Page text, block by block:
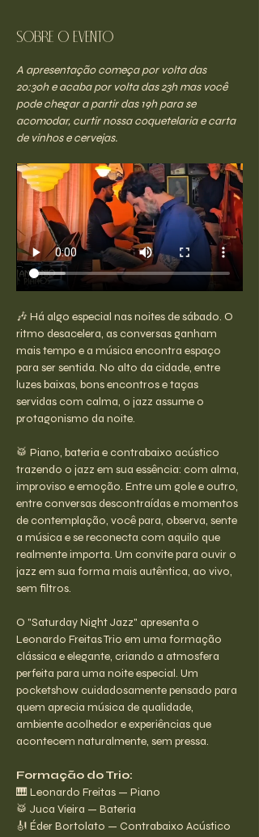
Sobre o evento
A apresentação começa por volta das
20:30h e acaba por volta das 23h mas você
pode chegar a partir das 19h para se
acomodar, curtir nossa coquetelaria e carta
de vinhos e cervejas.
🎶 Há algo especial nas noites de sábado. O
ritmo desacelera, as conversas ganham
mais tempo e a música encontra espaço
para ser sentida. No alto da cidade, entre
luzes baixas, bons encontros e taças
servidas com calma, o jazz assume o
protagonismo da noite.
🥁 Piano, bateria e contrabaixo acústico
trazendo o jazz em sua essência: com alma,
improviso e emoção. Entre um gole e outro,
entre conversas descontraídas e momentos
de contemplação, você para, observa, sente
a música e se reconecta com aquilo que
realmente importa. Um convite para ouvir o
jazz em sua forma mais autêntica, ao vivo,
sem filtros.
O "Saturday Night Jazz" apresenta o
Leonardo Freitas Trio em uma formação
clássica e elegante, criando a atmosfera
perfeita para uma noite especial. Um
pocketshow cuidadosamente pensado para
quem aprecia música de qualidade,
ambiente acolhedor e experiências que
acontecem naturalmente, sem pressa.
Formação do Trio:
🎹 Leonardo Freitas — Piano
🥁 Juca Vieira — Bateria
🎻 Éder Bortolato — Contrabaixo Acústico